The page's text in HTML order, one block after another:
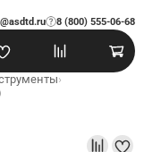
8 (800) 555-06-68
?
›